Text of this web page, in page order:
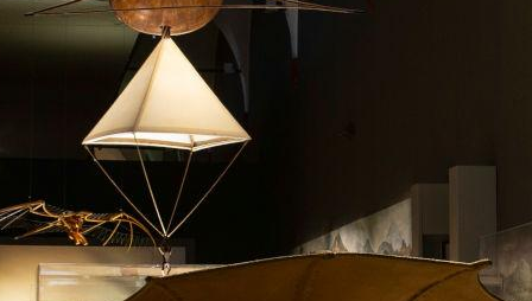
Alla ricerca delle particelle”.
Nei fine settimana e nei giorni festivi un
programma di attività nei laboratori interattivi,
iniziative nella Tinkering Zone,
eventi specialiinclusi nel biglietto d’ingresso.
-
PH: ARCHIVIO MUSEO NAZIONALE SCIENZA TECNOLOGIA,
ADA MASELLA